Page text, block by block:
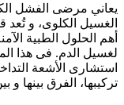
يعاني مرضى الفشل
أهم الحلول الطبية
لغسيل الدم. فى هذا
استشارى الأشعة
تركيبها، الفرق بينها